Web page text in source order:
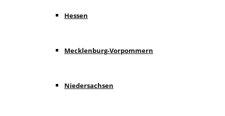
Hessen
Mecklenburg-Vorpommern
Niedersachsen